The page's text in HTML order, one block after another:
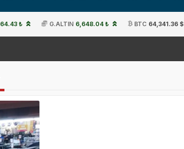
64.43 ₺ G.ALTIN 6,648.04 ₺ BTC 64,341.36 $